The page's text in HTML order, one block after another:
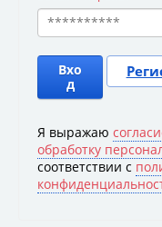
Вхо
д
Я выражаю
обработку
соответствии с